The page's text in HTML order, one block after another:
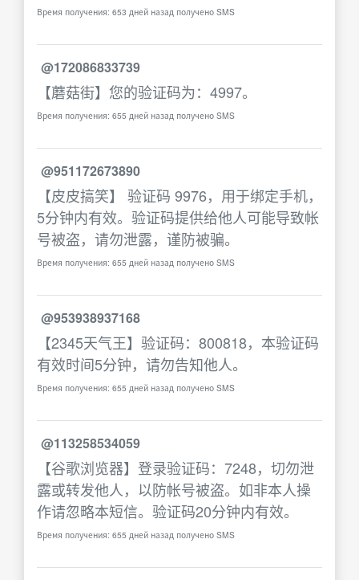
Время получения: 653 дней назад получено SMS
@172086833739
【蘑菇街】您的验证码为：4997。
Время получения: 655 дней назад получено SMS
@951172673890
【皮皮搞笑】 验证码 9976，用于绑定手机，
5分钟内有效。验证码提供给他人可能导致帐
号被盗，请勿泄露，谨防被骗。
Время получения: 655 дней назад получено SMS
@953938937168
【2345天气王】验证码：800818，本验证码
有效时间5分钟，请勿告知他人。
Время получения: 655 дней назад получено SMS
@113258534059
【谷歌浏览器】登录验证码：7248，切勿泄
露或转发他人，以防帐号被盗。如非本人操
作请忽略本短信。验证码20分钟内有效。
Время получения: 655 дней назад получено SMS